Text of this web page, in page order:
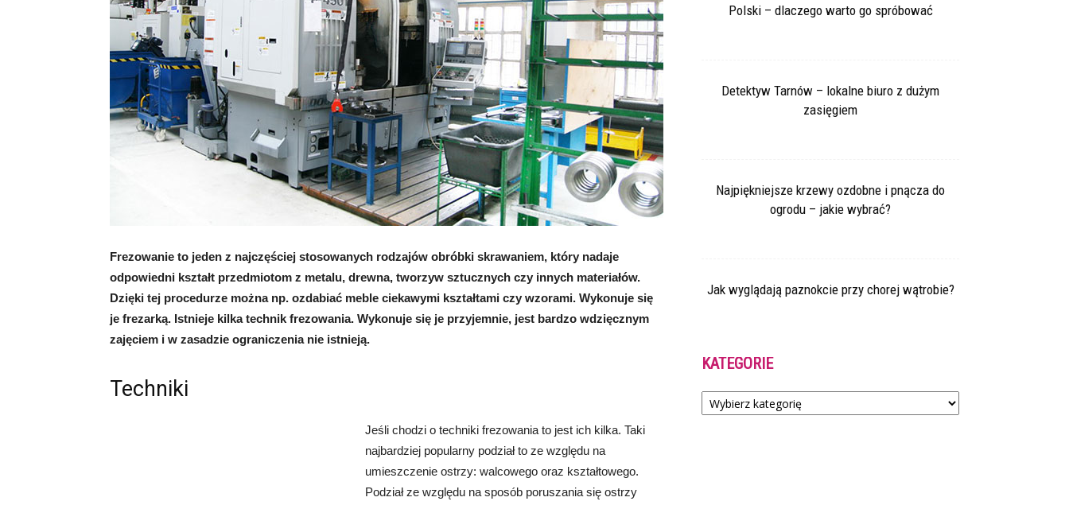
Frezowanie to jeden z najczęściej stosowanych rodzajów obróbki skrawaniem, który nadaje
odpowiedni kształt przedmiotom z metalu, drewna, tworzyw sztucznych czy innych materiałów.
Dzięki tej procedurze można np. ozdabiać meble ciekawymi kształtami czy wzorami. Wykonuje się
je frezarką. Istnieje kilka technik frezowania. Wykonuje się je przyjemnie, jest bardzo wdzięcznym
zajęciem i w zasadzie ograniczenia nie istnieją.
Techniki
Jeśli chodzi o techniki frezowania to jest ich kilka. Taki
najbardziej popularny podział to ze względu na
umieszczenie ostrzy: walcowego oraz kształtowego.
Podział ze względu na sposób poruszania się ostrzy
Polski – dlaczego warto go spróbować
Detektyw Tarnów – lokalne biuro z dużym
zasięgiem
Najpiękniejsze krzewy ozdobne i pnącza do
ogrodu – jakie wybrać?
Jak wyglądają paznokcie przy chorej wątrobie?
KATEGORIE
Kategorie